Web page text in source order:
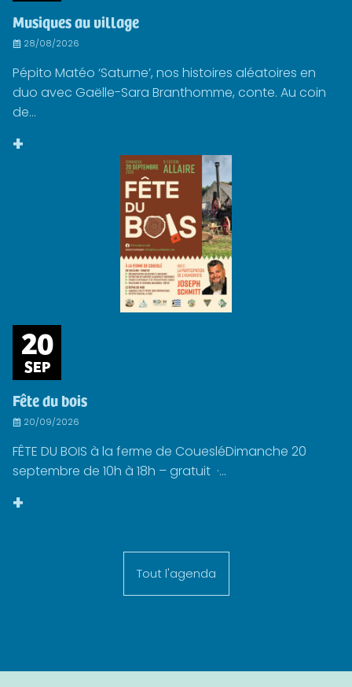
Musiques au village
28/08/2026
Pépito Matéo ‘Saturne’, nos histoires aléatoires en
duo avec Gaëlle-Sara Branthomme, conte. Au coin
de...
+
20
SEP
Fête du bois
20/09/2026
FÊTE DU BOIS à la ferme de CouesléDimanche 20
septembre de 10h à 18h – gratuit ·...
+
Tout l'agenda